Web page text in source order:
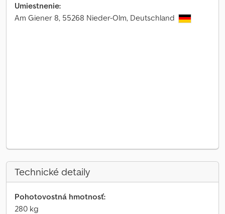
Umiestnenie:
Am Giener 8, 55268 Nieder-Olm, Deutschland
Technické detaily
Pohotovostná hmotnosť:
280 kg